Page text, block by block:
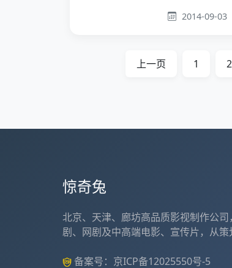
2014-09-03
上一页 1 2
惊奇兔
北京、天津、廊坊高品质影视制作公
剧、网剧及中高端电影、宣传片，从策
备案号： 京ICP备12025550号-5